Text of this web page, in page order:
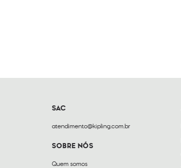
SAC
atendimento@kipling.com.br
SOBRE NÓS
Quem somos